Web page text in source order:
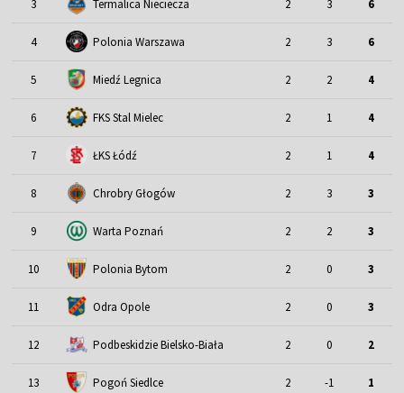
3 Termalica Nieciecza 2 3 6
4 Polonia Warszawa 2 3 6
5 Miedź Legnica 2 2 4
6 FKS Stal Mielec 2 1 4
7 ŁKS Łódź 2 1 4
8 Chrobry Głogów 2 3 3
9 Warta Poznań 2 2 3
10 Polonia Bytom 2 0 3
11 Odra Opole 2 0 3
12 Podbeskidzie Bielsko-Biała 2 0 2
13 Pogoń Siedlce 2 -1 1